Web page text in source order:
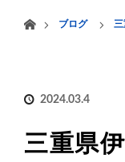
ブログ
2024.03.4
三重県